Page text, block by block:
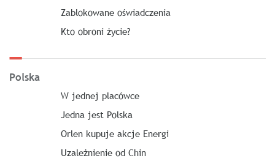
Zablokowane oświadczenia
Kto obroni życie?
Polska
W jednej placówce
Jedna jest Polska
Orlen kupuje akcje Energi
Uzależnienie od Chin